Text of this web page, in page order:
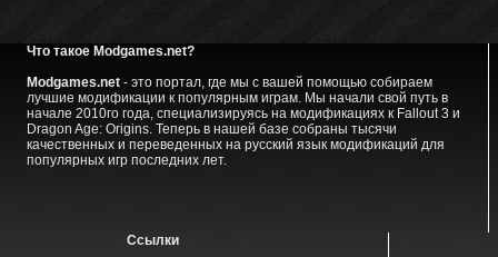
Что такое Modgames.net?
Modgames.net- это портал, где мы с вашей помощью собираем
лучшие модификации к популярным играм. Мы начали свой путь в
начале 2010го года, специализируясь на модификациях к Fallout 3 и
Dragon Age: Origins. Теперь в нашей базе собраны тысячи
качественных и переведенных на русский язык модификаций для
популярных игр последних лет.
Ссылки